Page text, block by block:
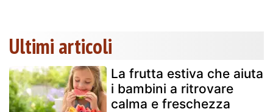
Ultimi articoli
La frutta estiva che aiuta
i bambini a ritrovare
calma e freschezza